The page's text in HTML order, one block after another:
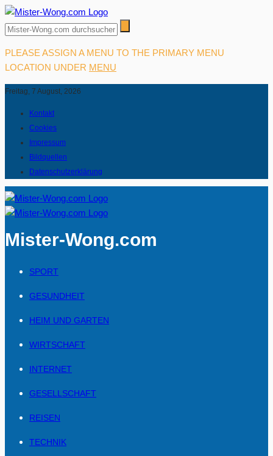
PLEASE ASSIGN A MENU TO THE PRIMARY MENU
LOCATION UNDER MENU
Freitag, 7 August, 2026
Kontakt
Cookies
Impressum
Bildquellen
Datenschutzerklärung
Mister-Wong.com
SPORT
GESUNDHEIT
HEIM UND GARTEN
WIRTSCHAFT
INTERNET
GESELLSCHAFT
REISEN
TECHNIK